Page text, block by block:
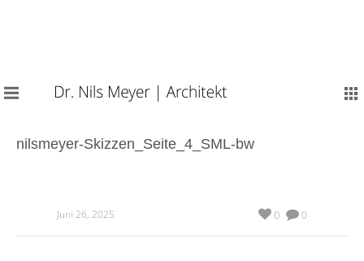
nilsmeyer-Skizzen_Seite_4_SML-bw
Juni 26, 2025 0
0